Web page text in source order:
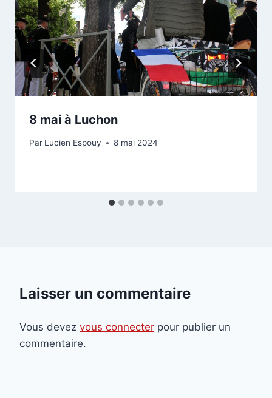
8 mai à Luchon
Par Lucien Espouy 8 mai 2024
Laisser un commentaire
Vous devez vous connecter pour publier un
commentaire.